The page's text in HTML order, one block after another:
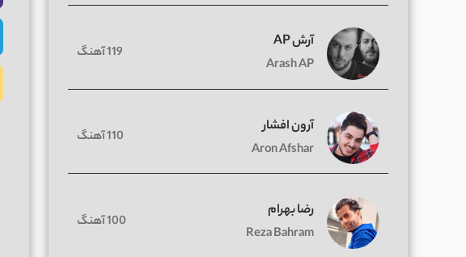
آرش AP
Arash AP
119 آهنگ
آرون افشار
Aron Afshar
110 آهنگ
رضا بهرام
Reza Bahram
100 آهنگ